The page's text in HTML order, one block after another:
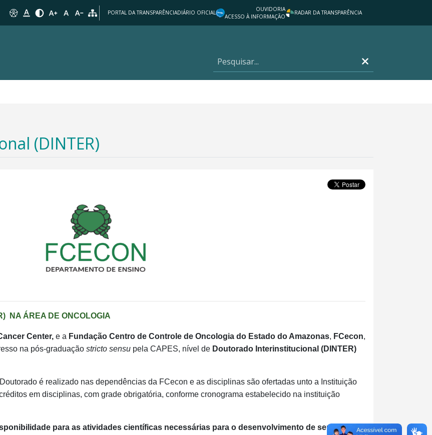
PORTAL DA TRANSPARÊNCIADIÁRIO OFICIAL
OUVIDORIA
ACESSO À INFORMAÇÃO
RADAR DA TRANSPARÊNCIA
(DINTER)
NA ÁREA DE ONCOLOGIA
Center, e a Fundação Centro de Controle de Oncologia do Estado do Amazonas, FCecon,
na pós-graduação stricto sensu pela CAPES, nível de Doutorado Interinstitucional (DINTER)
é realizado nas dependências da FCecon e as disciplinas são ofertadas unto a Instituição
em disciplinas, com grade obrigatória, conforme cronograma estabelecido na instituição
para as atividades científicas necessárias para o desenvolvimento de seu projeto